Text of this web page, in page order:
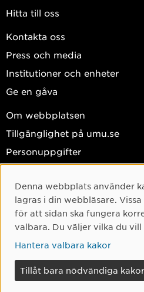
Hitta till oss
Kontakta oss
Press och media
Institutioner och enheter
Ge en gåva
Om webbplatsen
Tillgänglighet på umu.se
Personuppgifter
Facebook
Instagram
TikTok
Youtube
LinkedIn
Cookie-samtycke
Denna webbplats använder
lagras i din webbläsare.
för att sidan ska fungera
valbara. Du väljer vilka du
Hantera valbara kakor
Tillåt bara nödvändiga kakor